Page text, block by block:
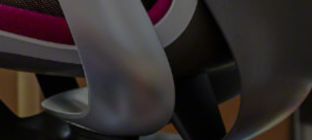
06.
Les produits doivent être identifiés en
confirmant qu’ils ne sont pas la propriété
du locataire.